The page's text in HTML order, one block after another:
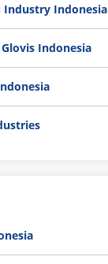
Industry Indonesia
Indonesia